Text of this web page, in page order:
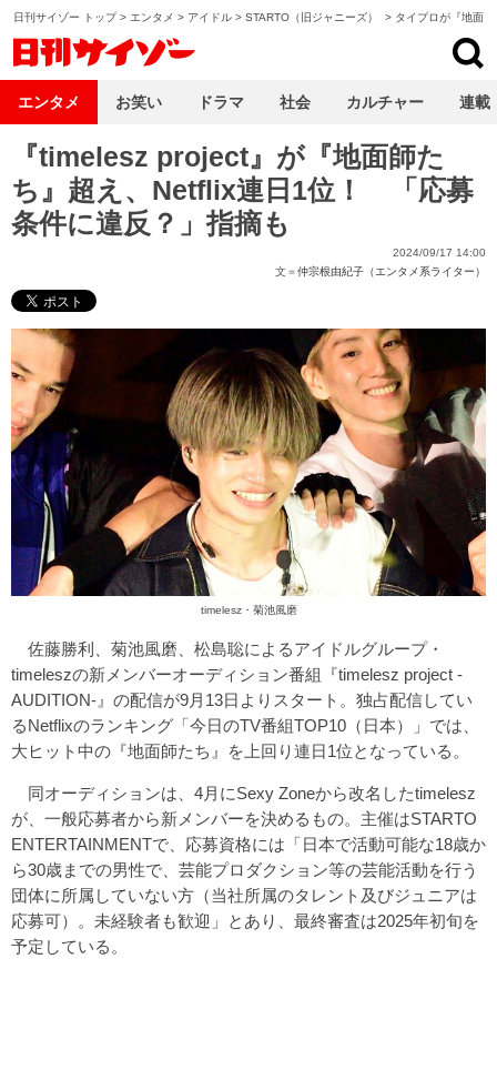
日刊サイゾー トップ> エンタメ > アイドル > STARTO（旧ジャニーズ） > タイプロが『地面
『timelesz project』が『地面師た
ち』超え、Netflix連日1位！ 「応募
条件に違反？」指摘も
2024/09/17 14:00
文＝仲宗根由紀子（エンタメ系ライター）
timelesz・菊池風磨
佐藤勝利、菊池風磨、松島聡によるアイドルグループ・
timeleszの新メンバーオーディション番組『timelesz project -
AUDITION-』の配信が9月13日よりスタート。独占配信してい
るNetflixのランキング「今日のTV番組TOP10（日本）」では、
大ヒット中の『地面師たち』を上回り連日1位となっている。
同オーディションは、4月にSexy Zoneから改名したtimelesz
が、一般応募者から新メンバーを決めるもの。主催はSTARTO
ENTERTAINMENTで、応募資格には「日本で活動可能な18歳か
ら30歳までの男性で、芸能プロダクション等の芸能活動を行う
団体に所属していない方（当社所属のタレント及びジュニアは
応募可）。未経験者も歓迎」とあり、最終審査は2025年初旬を
予定している。
エンタメ お笑い ドラマ 社会 カルチャー 連載